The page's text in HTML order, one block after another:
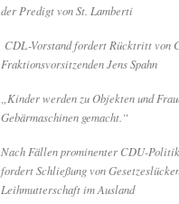
der Predigt von St. Lamberti
CDL-Vorstand fordert Rücktritt von
Fraktionsvorsitzenden Jens Spahn
„Kinder werden zu Objekten und
Gebärmaschinen gemacht.“
Nach Fällen prominenter CDU-
fordert Schließung von
Leihmutterschaft im Ausland